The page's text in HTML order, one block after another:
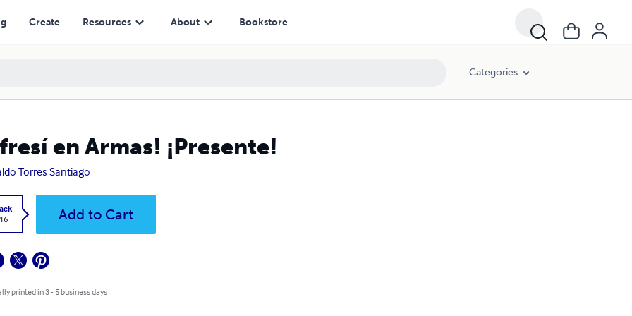
Create Resources About Bookstore
Categories
en Armas! ¡Presente!
Torres Santiago
Add to Cart
printed in 3 - 5 business days